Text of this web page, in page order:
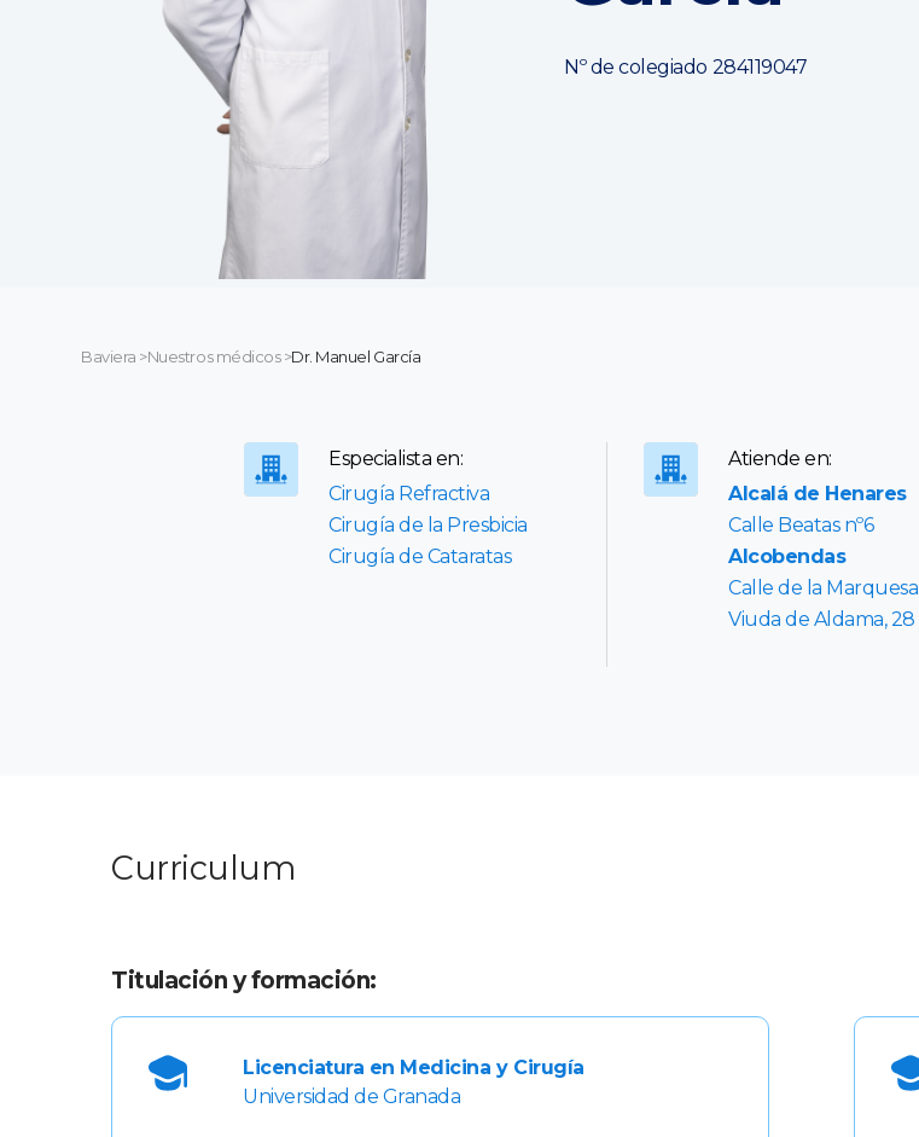
Nº de colegiado 284119047
Baviera >Nuestros médicos>Dr. Manuel García
Especialista en:
Cirugía Refractiva
Cirugía de la Presbicia
Cirugía de Cataratas
Atiende en:
Alcalá de Henares
Calle Beatas nº6
Alcobendas
Calle de la Marquesa
Viuda de Aldama, 28
Curriculum
Titulación y formación:
Licenciatura en Medicina y Cirugía
Universidad de Granada